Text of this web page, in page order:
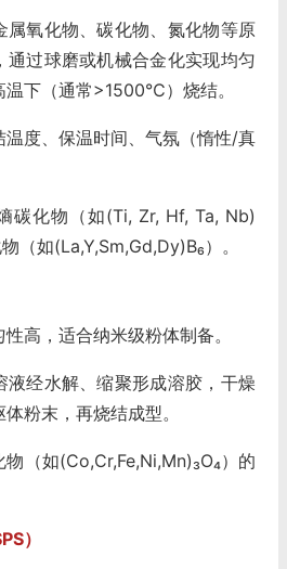
属氧化物、碳化物、氮化物等原
通过球磨或机械合金化实现均匀
温下（通常>1500℃）烧结。
温度、保温时间、气氛（惰性/真
碳化物（如(Ti, Zr, Hf, Ta, Nb)
（如(La,Y,Sm,Gd,Dy)B₆）。
高，适合纳米级粉体制备。
液经水解、缩聚形成溶胶，干燥
粉末，再烧结成型。
物（如(Co,Cr,Fe,Ni,Mn)₃O₄）的
）